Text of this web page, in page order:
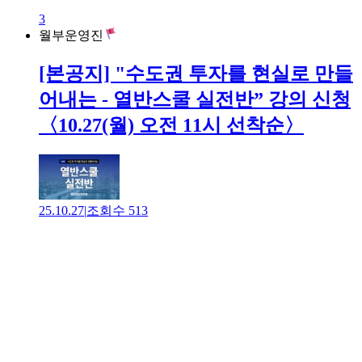
3
월부운영진
[본공지] "수도권 투자를 현실로 만들
어내는 - 열반스쿨 실전반” 강의 신청
〈10.27(월) 오전 11시 선착순〉
25.10.27|조회수 513